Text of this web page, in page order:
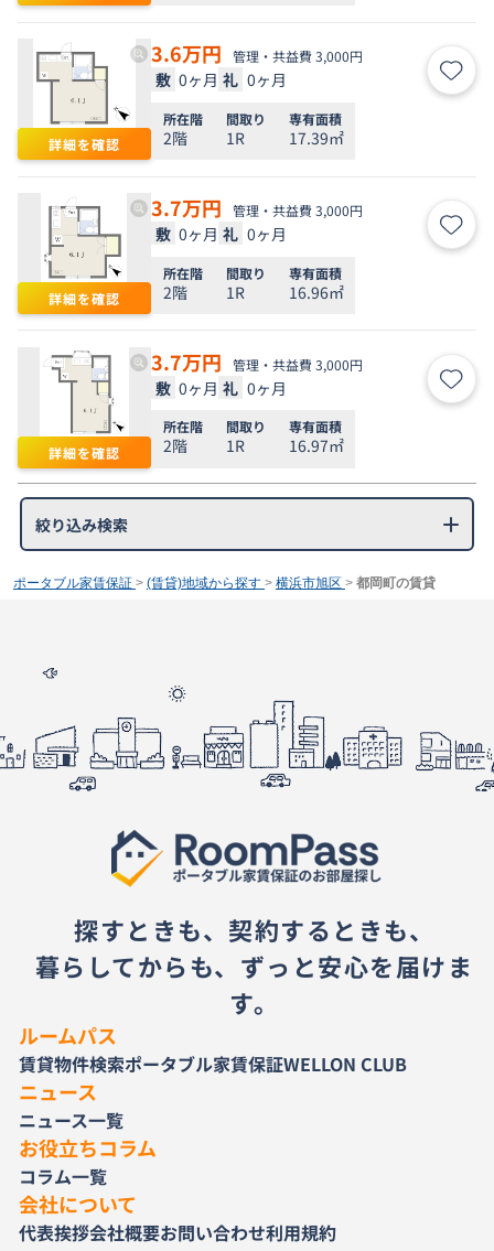
詳細を確認
3.6万円 管理・共益費 3,000円
敷 0ヶ月 礼 0ヶ月 お気
所在階
2階
間取り
1R
専有面積
17.39㎡
詳細を確認
3.7万円 管理・共益費 3,000円
敷 0ヶ月 礼 0ヶ月 お気
所在階
2階
間取り
1R
専有面積
16.96㎡
詳細を確認
3.7万円 管理・共益費 3,000円
敷 0ヶ月 礼 0ヶ月 お気
所在階
2階
間取り
1R
専有面積
16.97㎡
絞り込み検索
ポータブル家賃保証 > (賃貸)地域から探す > 横浜市旭区 > 都岡町の賃貸
探すときも、契約するときも、
暮らしてからも、ずっと安心を届けま
す。
ルームパス
賃貸物件検索ポータブル家賃保証WELLON CLUB
ニュース
ニュース一覧
お役立ちコラム
コラム一覧
会社について
代表挨拶会社概要お問い合わせ利用規約